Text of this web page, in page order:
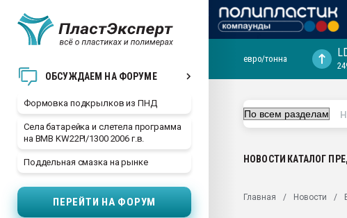
ОБСУЖДАЕМ НА ФОРУМЕ
Формовка подкрылков из ПНД
Села батарейка и слетела программа
на BMB KW22PI/1300 2006 г.в.
Поддельная смазка на рынке
ПЕРЕЙТИ НА ФОРУМ
29.07.2026 ФРП помог
Вакуум-формовочные машины:
евро/тонна
НОВОСТИ КАТАЛОГ
Главная Новости